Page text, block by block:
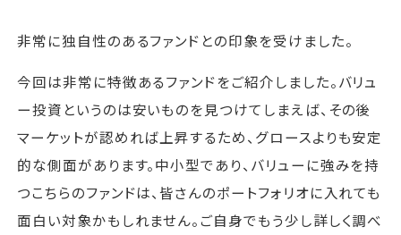
非常に独自性のあるファンドとの印象を受けました。
今回は非常に特徴あるファンドをご紹介しました。バリュ
ー投資というのは安いものを見つけてしまえば、その後
マーケットが認めれば上昇するため、グロースよりも安定
的な側面があります。中小型であり、バリューに強みを持
つこちらのファンドは、皆さんのポートフォリオに入れても
面白い対象かもしれません。ご自身でもう少し詳しく調べ